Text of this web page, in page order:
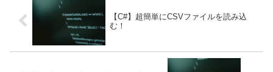
【C#】超簡単にCSVファイルを読み込
む！